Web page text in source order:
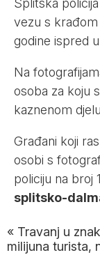
Splitska
vezu s krađom
godine ispred
Na
osoba za koju
kaznenom
Građani koji
osobi s
policiju na broj
splitsko-
« Travanj u
milijuna turista,